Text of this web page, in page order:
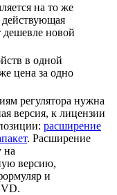
на то же
действующая
дешевле новой
в одной
цена за одно
регулятора нужна
версия, к лицензии
расширение
. Расширение
на
версию,
и